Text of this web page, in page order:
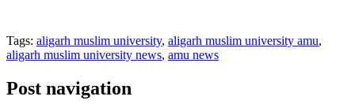
Tags: aligarh muslim university, aligarh muslim university amu,
aligarh muslim university news, amu news
Post navigation